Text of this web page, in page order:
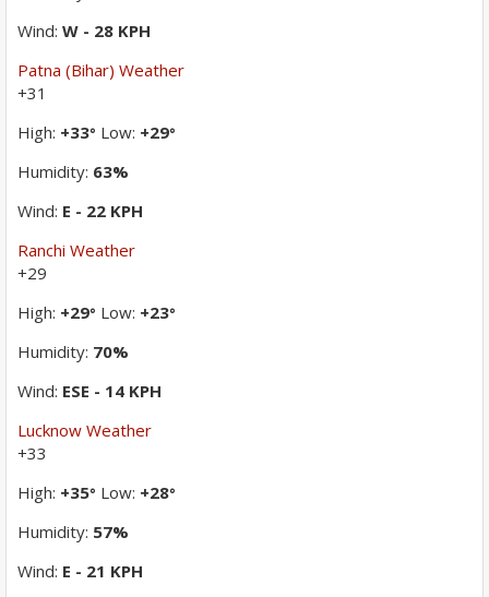
Wind: W - 28 KPH
Patna (Bihar) Weather
+31
High: +33° Low: +29°
Humidity: 63%
Wind: E - 22 KPH
Ranchi Weather
+29
High: +29° Low: +23°
Humidity: 70%
Wind: ESE - 14 KPH
Lucknow Weather
+33
High: +35° Low: +28°
Humidity: 57%
Wind: E - 21 KPH